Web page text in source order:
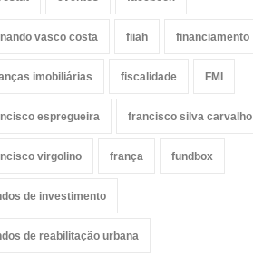
vasco costa fiiah financiamento
imobiliárias fiscalidade FMI
espregueira francisco silva carvalho
virgolino frança fundbox
de investimento
de reabilitação urbana